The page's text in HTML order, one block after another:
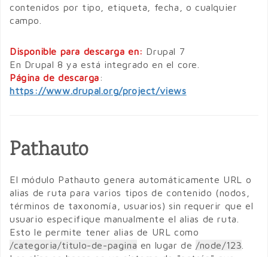
contenidos por tipo, etiqueta, fecha, o cualquier
campo.
Disponible para descarga en: Drupal 7
En Drupal 8 ya está integrado en el core.
Página de descarga:
https://www.drupal.org/project/views
Pathauto
El módulo Pathauto genera automáticamente URL o
alias de ruta para varios tipos de contenido (nodos,
términos de taxonomía, usuarios) sin requerir que el
usuario especifique manualmente el alias de ruta.
Esto le permite tener alias de URL como
/categoria/titulo-de-pagina en lugar de /node/123